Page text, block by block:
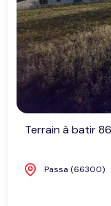
Terrain à batir
Passa (66300)